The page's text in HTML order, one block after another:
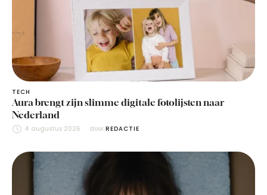
TECH
Aura brengt zijn slimme digitale fotolijsten naar
Nederland
4 augustus 2026 door REDACTIE